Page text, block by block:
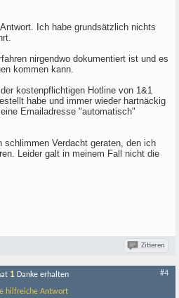
Ich habe grundsätzlich nichts
nirgendwo dokumentiert ist und es
kommen kann.
kostenpflichtigen Hotline von 1&1
habe und immer wieder hartnäckig
Emailadresse "automatisch"
schlimmen Verdacht geraten, den ich
Leider galt in meinem Fall nicht die
Zitieren
1 Danke erhalten
hilfreiche Antwort
#4